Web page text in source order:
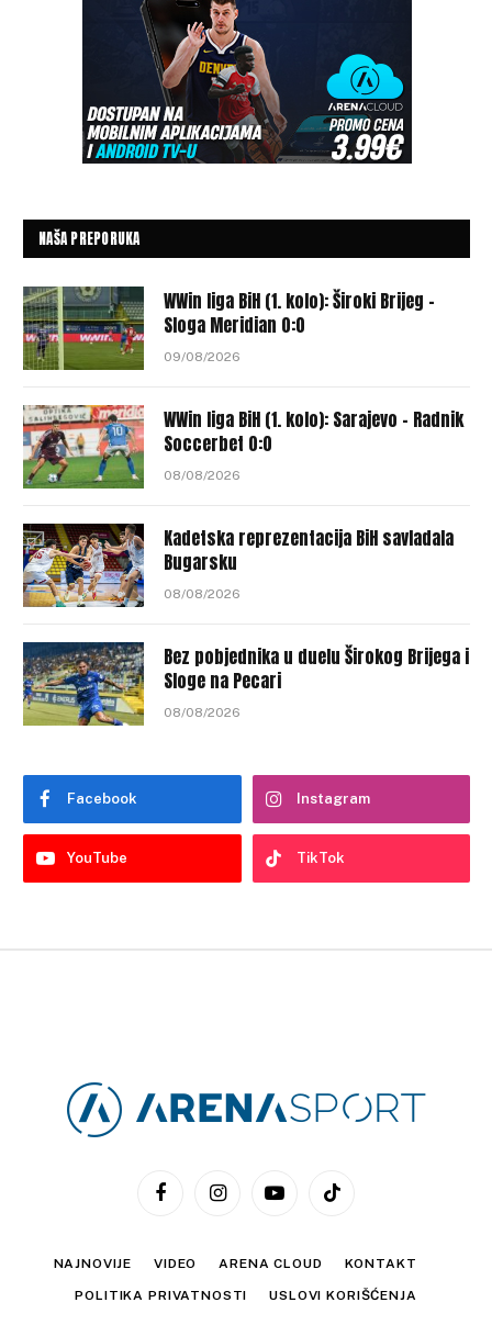
NAŠA PREPORUKA
WWin liga BiH (1. kolo): Široki Brijeg –
Sloga Meridian 0:0
09/08/2026
WWin liga BiH (1. kolo): Sarajevo – Radnik
Soccerbet 0:0
08/08/2026
Kadetska reprezentacija BiH savladala
Bugarsku
08/08/2026
Bez pobjednika u duelu Širokog Brijega i
Sloge na Pecari
08/08/2026
Facebook Instagram
YouTube TikTok
FacebookInstagramYouTubeTikTok
NAJNOVIJE VIDEO ARENA CLOUD KONTAKT
POLITIKA PRIVATNOSTI USLOVI KORIŠĆENJA